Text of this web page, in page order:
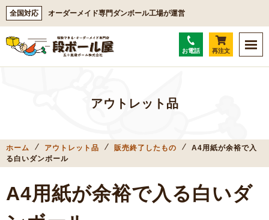
全国対応 オーダーメイド専門ダンボール工場が運営
お電話 再注文
アウトレット品
ホーム アウトレット品 販売終了したもの
A4用紙が余裕で入
る白いダンボール
A4用紙が余裕で入る白いダ